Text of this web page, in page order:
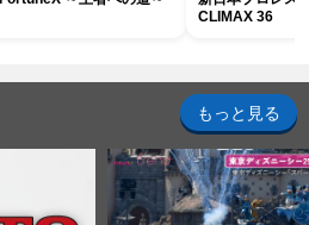
CLIMAX 36
もっと見る